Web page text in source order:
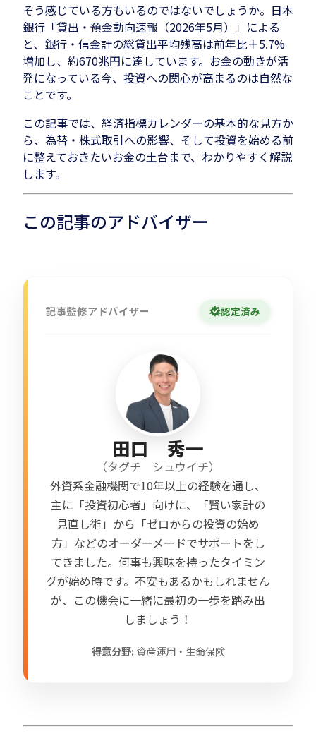
そう感じている方もいるのではないでしょうか。日本
銀行「貸出・預金動向速報（2026年5月）」による
と、銀行・信金計の総貸出平均残高は前年比＋5.7%
増加し、約670兆円に達しています。お金の動きが活
発になっている今、投資への関心が高まるのは自然な
ことです。
この記事では、経済指標カレンダーの基本的な見方か
ら、為替・株式取引への影響、そして投資を始める前
に整えておきたいお金の土台まで、わかりやすく解説
します。
この記事のアドバイザー
記事監修アドバイザー 認定済み
田口 秀一
（タグチ シュウイチ）
外資系金融機関で10年以上の経験を通し、
主に「投資初心者」向けに、「賢い家計の
見直し術」から「ゼロからの投資の始め
方」などのオーダーメードでサポートをし
てきました。何事も興味を持ったタイミン
グが始め時です。不安もあるかもしれません
が、この機会に一緒に最初の一歩を踏み出
しましょう！
得意分野: 資産運用・生命保険